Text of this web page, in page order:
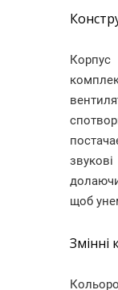
Корпус
щоб
Змінні